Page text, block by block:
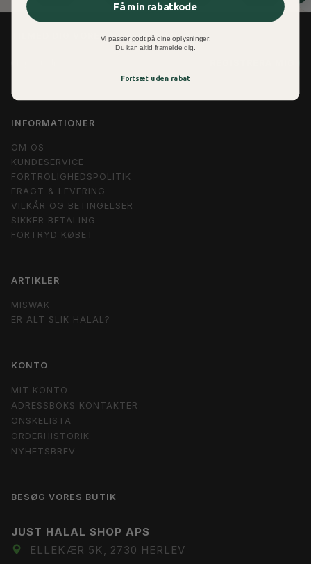
TILMED DIG VORES NYHEDSBREV
INFORMATIONER
OM OS
KUNDESERVICE
FORTROLIGHEDSPOLITIK
FRAGT & LEVERING
VILKÅR OG BETINGELSER
SIKKER BETALING
FORTRYD KØBET
ARTIKLER
MISWAK
ER ALT SLIK HALAL?
KONTO
MIT KONTO
ADRESSBOKS KONTAKTER
ÖNSKELISTA
ORDERHISTORIK
NYHETSBREV
BESØG VORES BUTIK
JUST HALAL SHOP APS
ELLEKÆR 5K, 2730 HERLEV
Få min rabatkode
Vi passer godt på dine oplysninger.
Du kan altid framelde dig.
Fortsæt uden rabat